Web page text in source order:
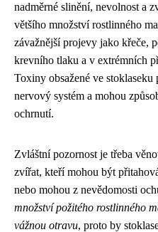
nadměrné slinění, nevolnost a
většího množství rostlinného
závažnější projevy jako křeče,
krevního tlaku a v extrémních
Toxiny obsažené ve
nervový systém a mohou
ochrnutí.
Zvláštní pozornost je třeba
zvířat, kteří mohou být
nebo mohou z nevědomosti
množství požitého rostlinného
vážnou otravu, proto by